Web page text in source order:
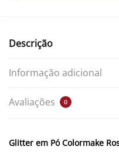
Descrição
Informação adicional
Avaliações 0
Glitter em Pó Colormake